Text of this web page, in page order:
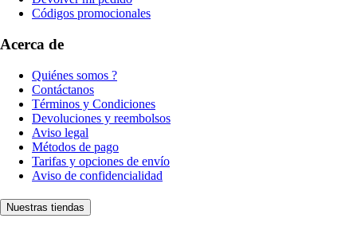
Códigos promocionales
Acerca de
Quiénes somos ?
Contáctanos
Términos y Condiciones
Devoluciones y reembolsos
Aviso legal
Métodos de pago
Tarifas y opciones de envío
Aviso de confidencialidad
Nuestras tiendas